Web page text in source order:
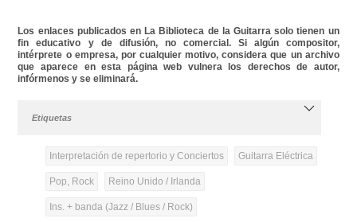
Los enlaces publicados en La Biblioteca de la Guitarra solo tienen un
fin educativo y de difusión, no comercial. Si algún compositor,
intérprete o empresa, por cualquier motivo, considera que un archivo
que aparece en esta página web vulnera los derechos de autor,
infórmenos y se eliminará.
Etiquetas
Interpretación de repertorio y Conciertos Guitarra Eléctrica
Pop, Rock Reino Unido / Irlanda
Ins. + banda (Jazz / Blues / Rock)